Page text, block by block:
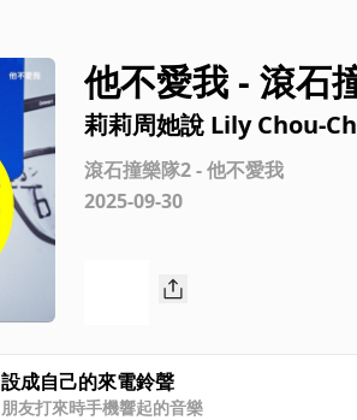
他不愛我 - 滾石
莉莉周她說 Lily Chou-
滾石撞樂隊2 - 他不愛我
2025-09-30
設成自己的來電鈴聲
朋友打來時手機響起的音樂